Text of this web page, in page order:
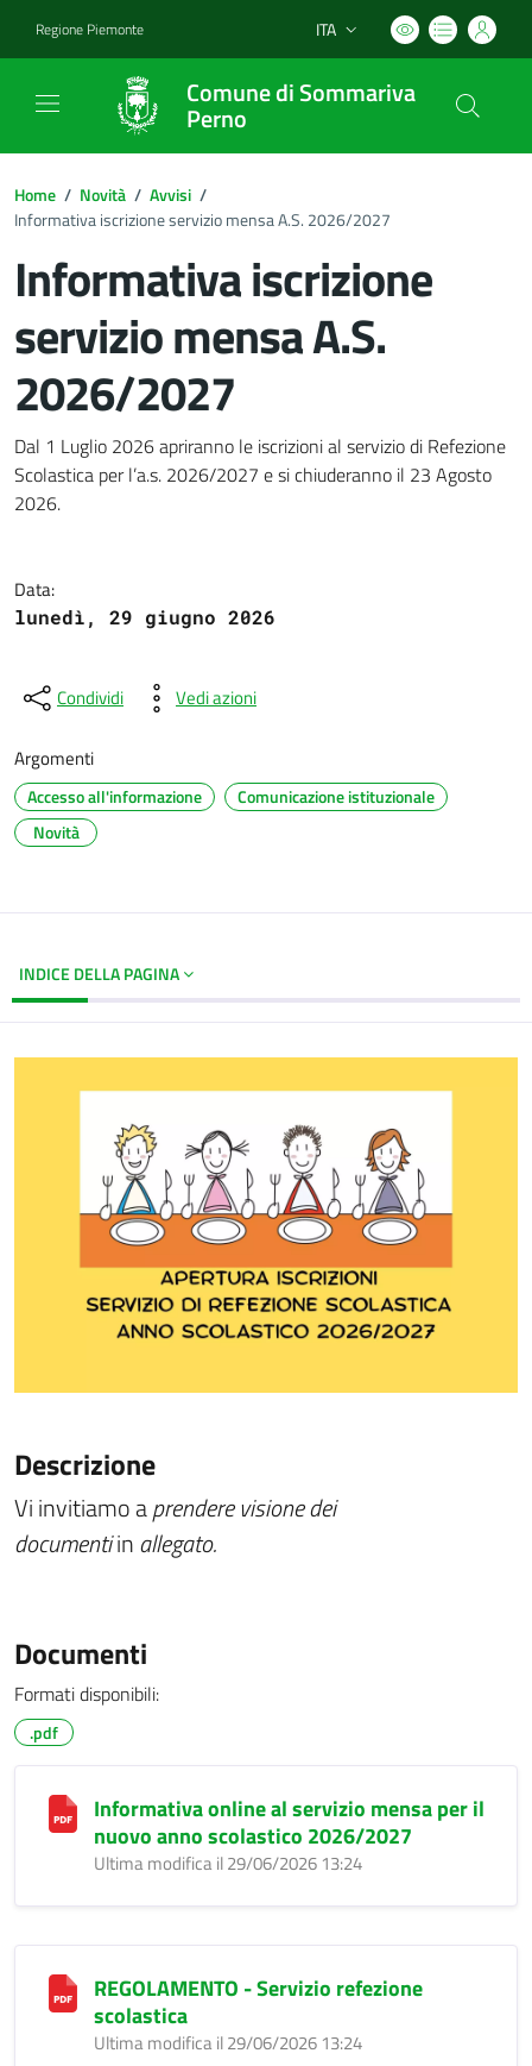
Regione Piemonte Lingua attiva:
ITA
Comune di Sommariva
Perno
Home / Novità / Avvisi /
Informativa iscrizione servizio mensa A.S. 2026/2027
Informativa iscrizione
servizio mensa A.S.
2026/2027
Dettagli del documento
Dal 1 Luglio 2026 apriranno le iscrizioni al servizio di Refezione
Scolastica per l’a.s. 2026/2027 e si chiuderanno il 23 Agosto
2026.
Data:
lunedì, 29 giugno 2026
Condividi Vedi azioni
Argomenti
Accesso all'informazione
Comunicazione istituzionale
Novità
INDICE DELLA PAGINA
Descrizione
Vi invitiamo aprendere visione dei
documentiinallegato.
Documenti
Formati disponibili:
.pdf
Informativa online al servizio mensa per il
nuovo anno scolastico 2026/2027
Ultima modifica il 29/06/2026 13:24
REGOLAMENTO - Servizio refezione
scolastica
Ultima modifica il 29/06/2026 13:24